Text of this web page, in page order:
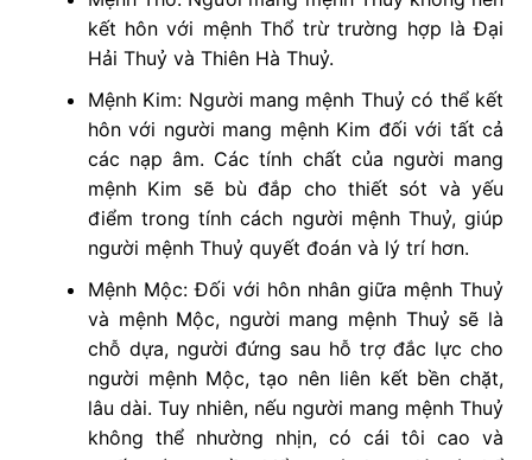
kết hôn với mệnh Thổ trừ trường hợp là Đại
Hải Thuỷ và Thiên Hà Thuỷ.
Mệnh Kim: Người mang mệnh Thuỷ có thể kết
hôn với người mang mệnh Kim đối với tất cả
các nạp âm. Các tính chất của người mang
mệnh Kim sẽ bù đắp cho thiết sót và yếu
điểm trong tính cách người mệnh Thuỷ, giúp
người mệnh Thuỷ quyết đoán và lý trí hơn.
Mệnh Mộc: Đối với hôn nhân giữa mệnh Thuỷ
và mệnh Mộc, người mang mệnh Thuỷ sẽ là
chỗ dựa, người đứng sau hỗ trợ đắc lực cho
người mệnh Mộc, tạo nên liên kết bền chặt,
lâu dài. Tuy nhiên, nếu người mang mệnh Thuỷ
không thể nhường nhịn, có cái tôi cao và